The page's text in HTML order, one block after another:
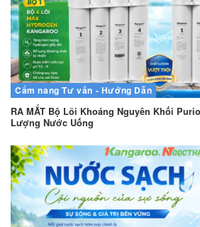
Cẩm nang Tư vấn - Hướng Dẫn
RA MẮT Bộ Lõi Khoáng Nguyên Khối
Lượng Nước Uống